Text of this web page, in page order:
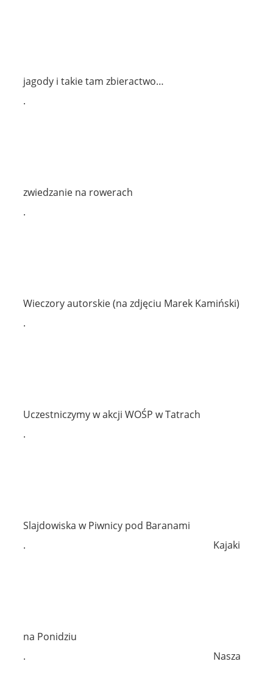
jagody i takie tam zbieractwo…
.
zwiedzanie na rowerach
.
Wieczory autorskie (na zdjęciu Marek Kamiński)
.
Uczestniczymy w akcji WOŚP w Tatrach
.
Slajdowiska w Piwnicy pod Baranami
.
Kajaki
na Ponidziu
.
Nasza